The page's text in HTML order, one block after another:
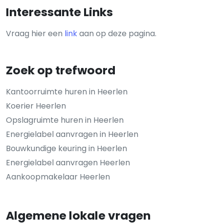
Interessante Links
Vraag hier een linkaan op deze pagina.
Zoek op trefwoord
Kantoorruimte huren in Heerlen
Koerier Heerlen
Opslagruimte huren in Heerlen
Energielabel aanvragen in Heerlen
Bouwkundige keuring in Heerlen
Energielabel aanvragen Heerlen
Aankoopmakelaar Heerlen
Algemene lokale vragen